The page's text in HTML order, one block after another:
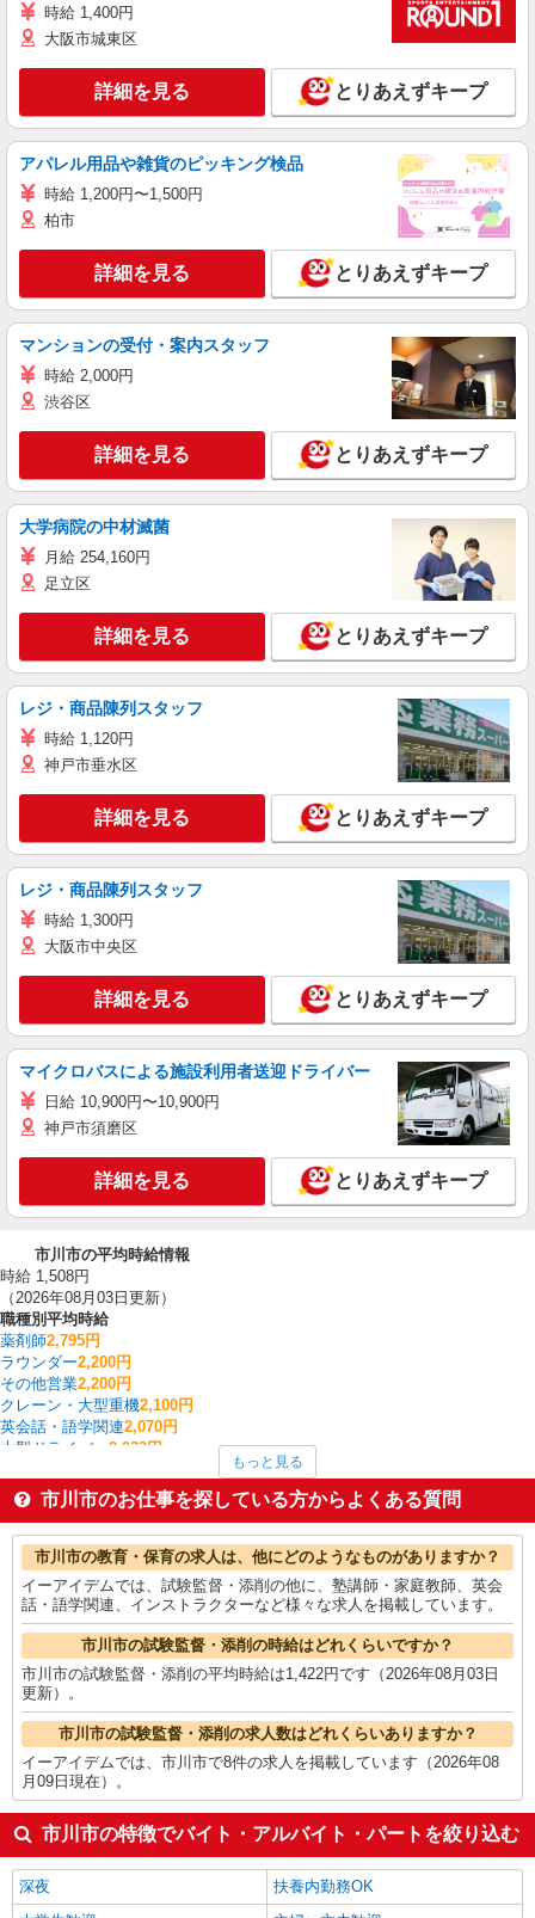
時給 1,400円
大阪市城東区
詳細を見る とりあえずキープ
アパレル用品や雑貨のピッキング検品
時給 1,200円〜1,500円
柏市
詳細を見る とりあえずキープ
マンションの受付・案内スタッフ
時給 2,000円
渋谷区
詳細を見る とりあえずキープ
大学病院の中材滅菌
月給 254,160円
足立区
詳細を見る とりあえずキープ
レジ・商品陳列スタッフ
時給 1,120円
神戸市垂水区
詳細を見る とりあえずキープ
レジ・商品陳列スタッフ
時給 1,300円
大阪市中央区
詳細を見る とりあえずキープ
マイクロバスによる施設利用者送迎ドライバー
日給 10,900円〜10,900円
神戸市須磨区
詳細を見る とりあえずキープ
市川市の平均時給情報
時給 1,508円
（2026年08月03日更新）
職種別平均時給
薬剤師2,795円
ラウンダー2,200円
その他営業2,200円
クレーン・大型重機2,100円
英会話・語学関連2,070円
大型ドライバー 2,033円
作業療法士・理学療法士・言語聴覚士・視能訓練士
クレーン・玉掛1,750円
金融・貿易事務 1,750円
家事代行1,700円
市川市の他の職種の平均時給を見る
もっと見る
市川市のお仕事を探している方からよくある質問
市川市の教育・保育の求人は、他にどのようなものがありますか？
イーアイデムでは、試験監督・添削の他に、塾講師・家庭教師、英会
話・語学関連、インストラクターなど様々な求人を掲載しています。
市川市の試験監督・添削の時給はどれくらいですか？
市川市の試験監督・添削の平均時給は1,422円です（2026年08月03日
更新）。
市川市の試験監督・添削の求人数はどれくらいありますか？
イーアイデムでは、市川市で8件の求人を掲載しています（2026年08
月09日現在）。
市川市の特徴でバイト・アルバイト・パートを絞り込む
深夜
扶養内勤務OK